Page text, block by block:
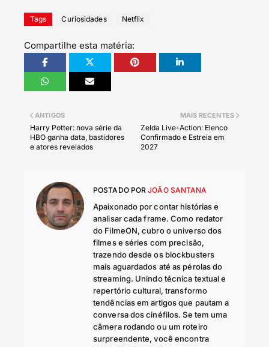
Tags Curiosidades Netflix
Compartilhe esta matéria:
MAIS RECENTES
Zelda Live-Action: Elenco
Confirmado e Estreia em
2027
ANTIGOS
Harry Potter: nova série da
HBO ganha data, bastidores
e atores revelados
POSTADO POR JOÃO SANTANA
Apaixonado por contar histórias e
analisar cada frame. Como redator
do FilmeON, cubro o universo dos
filmes e séries com precisão,
trazendo desde os blockbusters
mais aguardados até as pérolas do
streaming. Unindo técnica textual e
repertório cultural, transformo
tendências em artigos que pautam a
conversa dos cinéfilos. Se tem uma
câmera rodando ou um roteiro
surpreendente, você encontra